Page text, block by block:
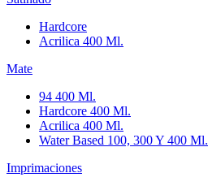
Hardcore
Acrilica 400 Ml.
Mate
94 400 Ml.
Hardcore 400 Ml.
Acrilica 400 Ml.
Water Based 100, 300 Y 400 Ml.
Imprimaciones